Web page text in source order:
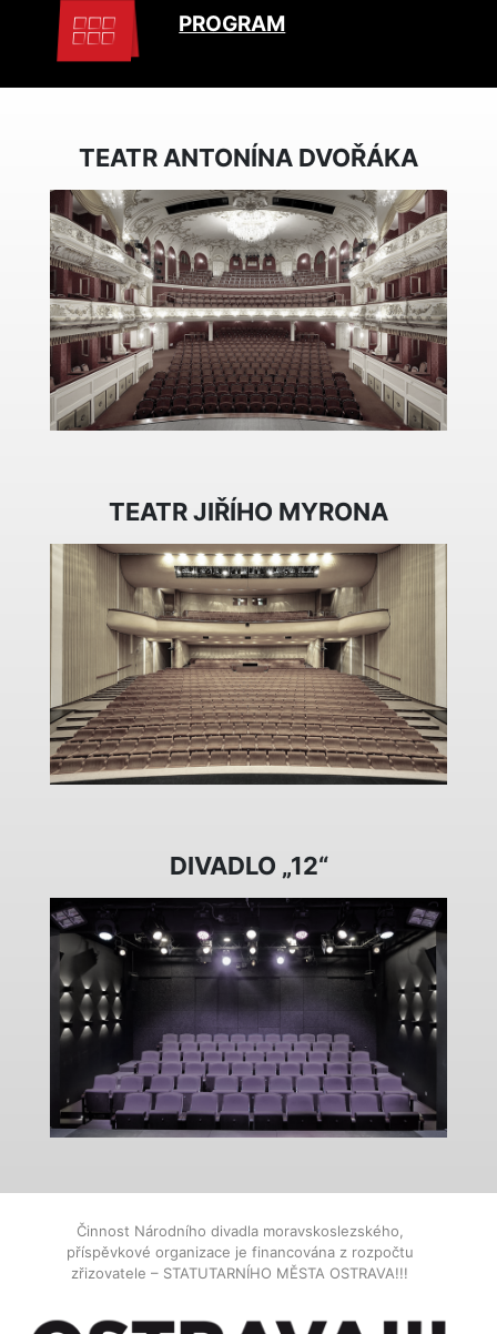
PROGRAM
TEATR ANTONÍNA DVOŘÁKA
TEATR JIŘÍHO MYRONA
DIVADLO „12“
Činnost Národního divadla moravskoslezského,
příspěvkové organizace je financována z rozpočtu
zřizovatele – STATUTARNÍHO MĚSTA OSTRAVA!!!